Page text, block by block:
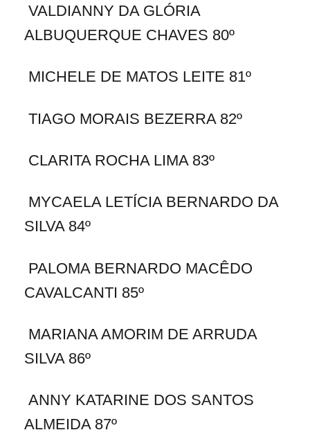
VALDIANNY DA GLÓRIA
ALBUQUERQUE CHAVES 80º
MICHELE DE MATOS LEITE 81º
TIAGO MORAIS BEZERRA 82º
CLARITA ROCHA LIMA 83º
MYCAELA LETÍCIA BERNARDO DA
SILVA 84º
PALOMA BERNARDO MACÊDO
CAVALCANTI 85º
MARIANA AMORIM DE ARRUDA
SILVA 86º
ANNY KATARINE DOS SANTOS
ALMEIDA 87º